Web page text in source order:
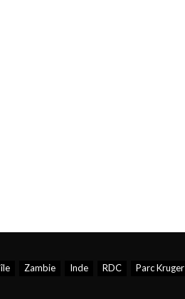
île Zambie Inde RDC Parc Kruger